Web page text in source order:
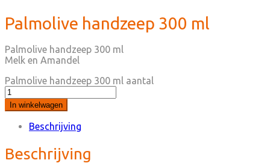
Palmolive handzeep 300 ml
Palmolive handzeep 300 ml
Melk en Amandel
Palmolive handzeep 300 ml aantal
In winkelwagen
Beschrijving
Beschrijving